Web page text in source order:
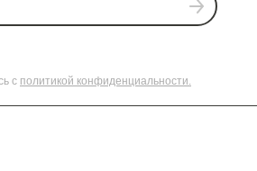
с политикой конфиденциальности.